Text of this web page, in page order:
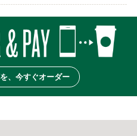
、今すぐオーダー